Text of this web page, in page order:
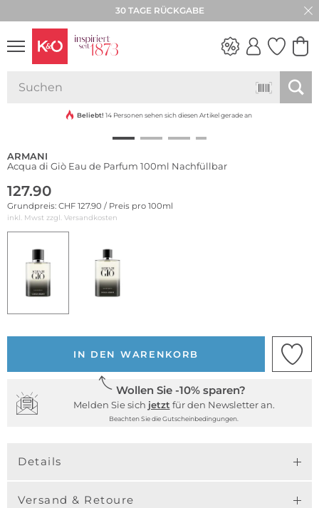
30 TAGE RÜCKGABE
Beliebt! 14 Personen sehen sich diesen Artikel gerade an
ARMANI
Acqua di Giò Eau de Parfum 100ml Nachfüllbar
127.90
Grundpreis: CHF 127.90 / Preis pro 100ml
inkl. Mwst zzgl. Versandkosten
IN DEN WARENKORB
Wollen Sie -10% sparen?
Melden Sie sich jetzt für den Newsletter an.
Beachten Sie die Gutscheinbedingungen.
Details
Versand & Retoure